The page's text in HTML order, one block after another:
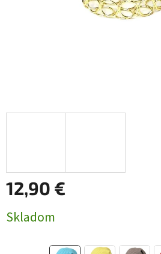
12,90 €
cena:
Skladom